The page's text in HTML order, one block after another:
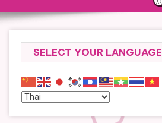
SELECT YOUR LANGUAGE